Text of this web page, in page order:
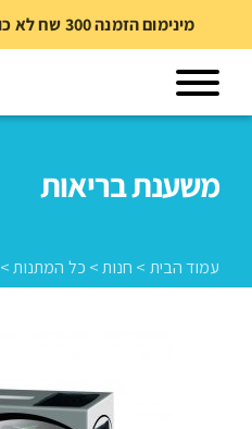
מינימום הזמנה 300 שח לא כולל משלוח ומיתוג
משענת בריאות
עמוד הבית > חנות> כל המתנות>